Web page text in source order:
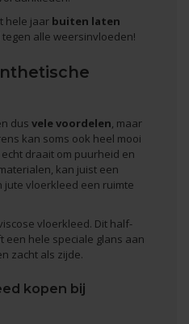
hele jaar buiten laten
alle weersinvloeden!
dus vele voordelen, maar
kan soms ook heel mooi
draait om puurheid en
kan juist een
jute vloerkleed een ruimte
vloerkleed. Dit half-
een hele speciale glans aan
zacht als zijde.
kopen bij